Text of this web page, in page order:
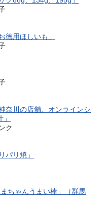
徳用ほしいも」
奈川の店舗、オンラインシ
ク
パリ焼」
ちゃんうまい棒」（群馬